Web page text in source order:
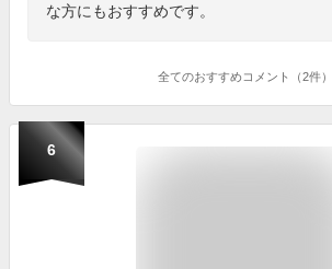
な方にもおすすめです。
全てのおすすめコメント（2件）
6